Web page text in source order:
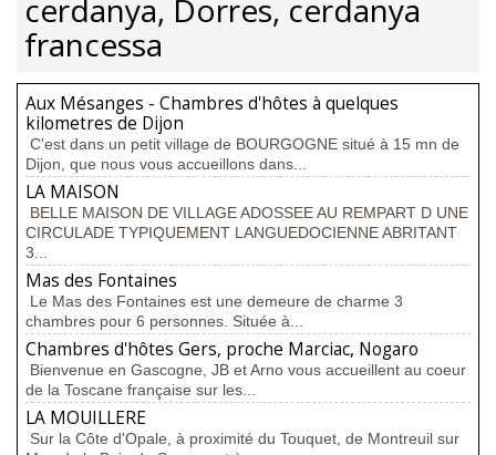
cerdanya, Dorres, cerdanya
francessa
Aux Mésanges - Chambres d'hôtes à quelques
kilometres de Dijon
C'est dans un petit village de BOURGOGNE situé à 15 mn de
Dijon, que nous vous accueillons dans...
LA MAISON
BELLE MAISON DE VILLAGE ADOSSEE AU REMPART D UNE
CIRCULADE TYPIQUEMENT LANGUEDOCIENNE ABRITANT
3...
Mas des Fontaines
Le Mas des Fontaines est une demeure de charme 3
chambres pour 6 personnes. Située à...
Chambres d'hôtes Gers, proche Marciac, Nogaro
Bienvenue en Gascogne, JB et Arno vous accueillent au coeur
de la Toscane française sur les...
LA MOUILLERE
Sur la Côte d'Opale, à proximité du Touquet, de Montreuil sur